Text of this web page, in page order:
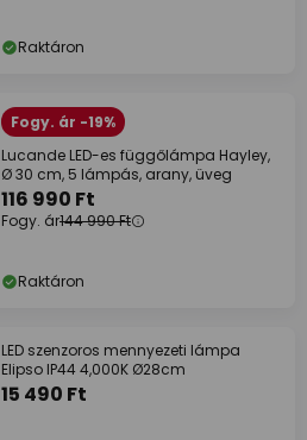
Raktáron
Fogy. ár -19%
Lucande LED-es függőlámpa Hayley,
Ø 30 cm, 5 lámpás, arany, üveg
116 990 Ft
Fogy. ár144 990 Ft
Raktáron
LED szenzoros mennyezeti lámpa
Elipso IP44 4,000K Ø28cm
15 490 Ft